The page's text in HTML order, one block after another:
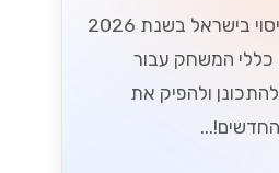
שינויים בחוקי המיסוי בישראל בשנת 2026
כללי המשחק עבור
ולהפיק את